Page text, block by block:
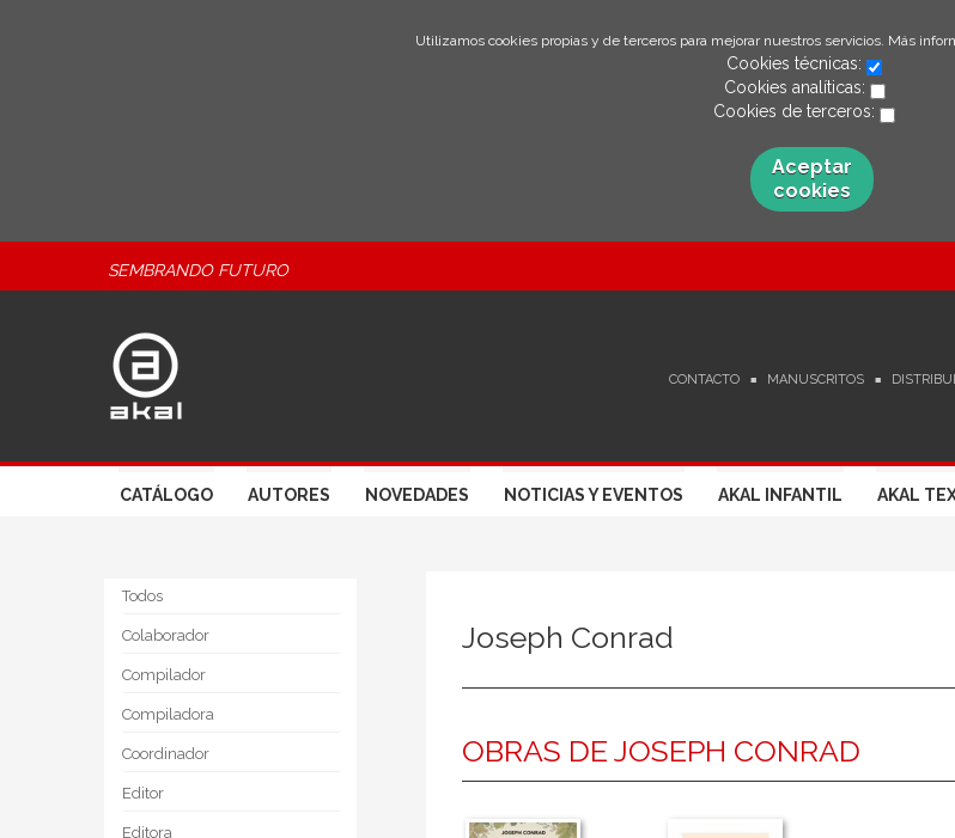
Utilizamos cookies propias y de terceros para mejorar nuestros servicios. Más
Cookies técnicas:
Cookies analíticas:
Cookies de terceros:
Aceptar
cookies
SEMBRANDO FUTURO
CONTACTO MANUSCRITOS
CATÁLOGO AUTORES NOVEDADES NOTICIAS Y EVENTOS AKAL INFANTIL AKAL
Todos
Colaborador
Compilador
Compiladora
Coordinador
Editor
Editora
Joseph Conrad
OBRAS DE JOSEPH CONRAD